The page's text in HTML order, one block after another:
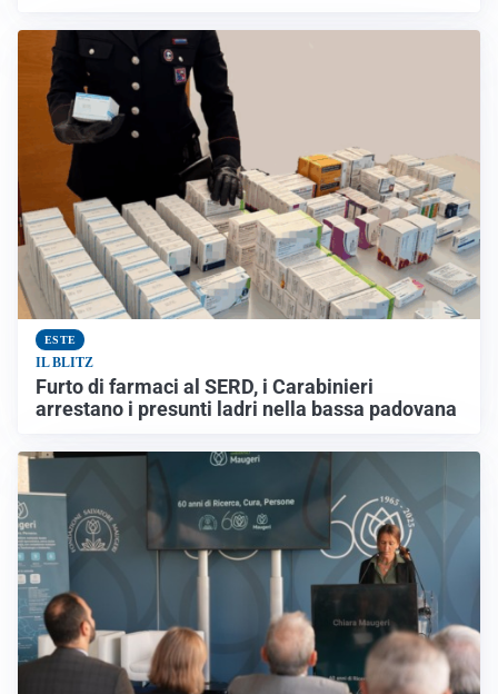
ESTE
IL BLITZ
Furto di farmaci al SERD, i Carabinieri
arrestano i presunti ladri nella bassa padovana